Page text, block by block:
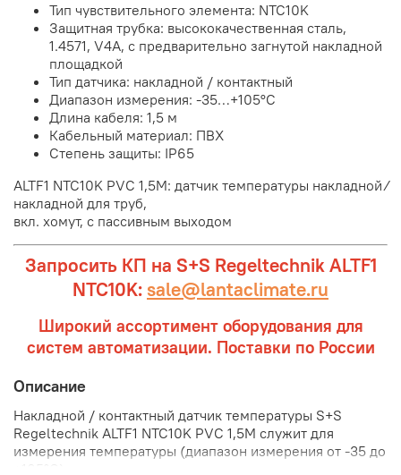
Тип чувствительного элемента: NTC10K
Защитная трубка: высококачественная сталь,
1.4571, V4A, с предварительно загнутой накладной
площадкой
Тип датчика: накладной / контактный
Диапазон измерения: -35…+105°С
Длина кабеля: 1,5 м
Кабельный материал: ПВХ
Степень защиты: IP65
ALTF1 NTC10K PVC 1,5M: датчик температуры накладной ⁄
накладной для труб,
вкл. хомут, с пассивным выходом
Запросить КП на S+S Regeltechnik ALTF1
NTC10K: sale@lantaclimate.ru
Широкий ассортимент оборудования для
систем автоматизации. Поставки по России
Описание
Накладной / контактный датчик температуры S+S
Regeltechnik ALTF1 NTC10K PVC 1,5M служит для
измерения температуры (диапазон измерения от -35 до